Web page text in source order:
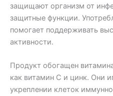
защищают организм от
защитные функции.
помогает поддерживать
активности.
Продукт обогащен
как витамин С и цинк. Они
укреплении клеток